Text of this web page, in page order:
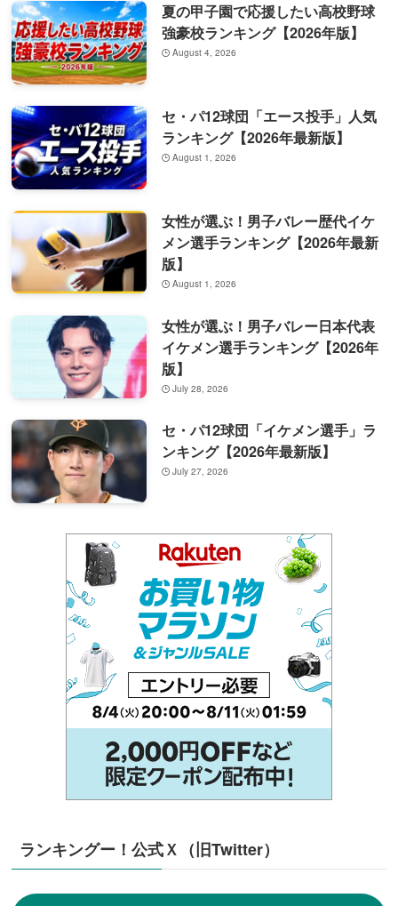
夏の甲子園で応援したい高校野球
強豪校ランキング【2026年版】
August 4, 2026
セ・パ12球団「エース投手」人気
ランキング【2026年最新版】
August 1, 2026
女性が選ぶ！男子バレー歴代イケ
メン選手ランキング【2026年最新
版】
August 1, 2026
女性が選ぶ！男子バレー日本代表
イケメン選手ランキング【2026年
版】
July 28, 2026
セ・パ12球団「イケメン選手」ラ
ンキング【2026年最新版】
July 27, 2026
ランキングー！公式Ｘ（旧Twitter）